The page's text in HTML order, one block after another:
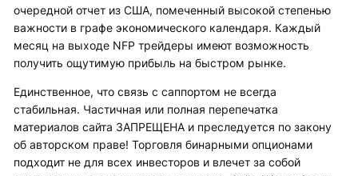
очередной отчет из США, помеченный высокой степенью
важности в графе экономического календаря. Каждый
месяц на выходе NFP трейдеры имеют возможность
получить ощутимую прибыль на быстром рынке.
Единственное, что связь с саппортом не всегда
стабильная. Частичная или полная перепечатка
материалов сайта ЗАПРЕЩЕНА и преследуется по закону
об авторском праве! Торговля бинарными опционами
подходит не для всех инвесторов и влечет за собой